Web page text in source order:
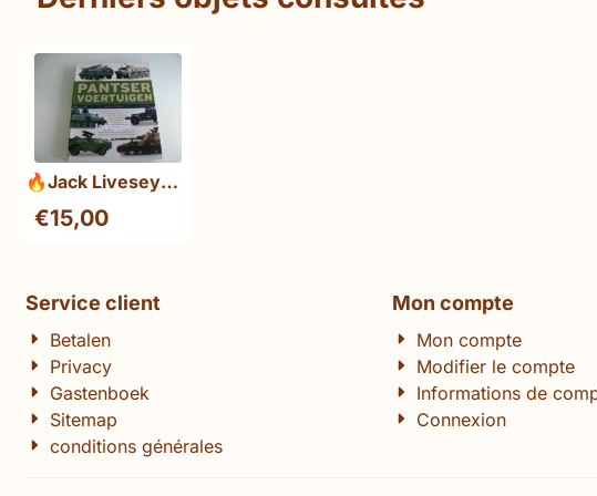
🔥Jack Livesey
€15,00
Service client
Betalen
Privacy
Gastenboek
Sitemap
conditions générales
Mon compte
Mon compte
Modifier le compte
Informations de
Connexion